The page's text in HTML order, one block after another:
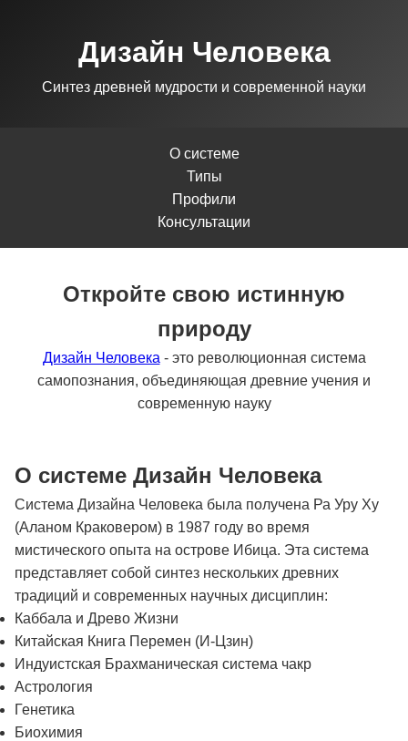
Дизайн Человека
Синтез древней мудрости и современной науки
О системе
Типы
Профили
Консультации
Откройте свою истинную
природу
Дизайн Человека - это революционная система
самопознания, объединяющая древние учения и
современную науку
О системе Дизайн Человека
Система Дизайна Человека была получена Ра Уру Ху
(Аланом Краковером) в 1987 году во время
мистического опыта на острове Ибица. Эта система
представляет собой синтез нескольких древних
традиций и современных научных дисциплин:
Каббала и Древо Жизни
Китайская Книга Перемен (И-Цзин)
Индуистская Брахманическая система чакр
Астрология
Генетика
Биохимия